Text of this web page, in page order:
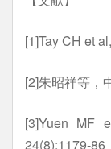
[1]Tay CH et
[2]朱昭祥等，
[3]Yuen MF
24(8):1179-86